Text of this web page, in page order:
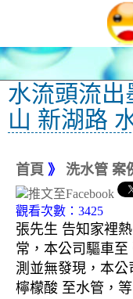
水流頭流出
山 新湖路
首頁 》 洗水管 案
觀看次數：3425
張先生 告知家裡
常，本公司驅車
測並無發現，本
檸檬酸 至水管，